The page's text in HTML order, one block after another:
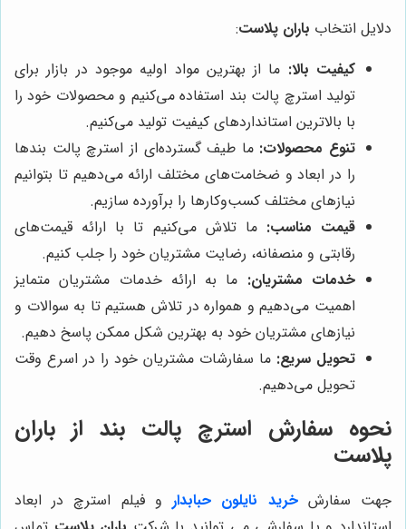
دلایل انتخاب باران پلاست:
کیفیت بالا: ما از بهترین مواد اولیه موجود در بازار برای
تولید استرچ پالت بند استفاده می‌کنیم و محصولات خود را
با بالاترین استانداردهای کیفیت تولید می‌کنیم.
تنوع محصولات: ما طیف گسترده‌ای از استرچ پالت بندها
را در ابعاد و ضخامت‌های مختلف ارائه می‌دهیم تا بتوانیم
نیازهای مختلف کسب‌وکارها را برآورده سازیم.
قیمت مناسب: ما تلاش می‌کنیم تا با ارائه قیمت‌های
رقابتی و منصفانه، رضایت مشتریان خود را جلب کنیم.
خدمات مشتریان: ما به ارائه خدمات مشتریان متمایز
اهمیت می‌دهیم و همواره در تلاش هستیم تا به سوالات و
نیازهای مشتریان خود به بهترین شکل ممکن پاسخ دهیم.
تحویل سریع: ما سفارشات مشتریان خود را در اسرع وقت
تحویل می‌دهیم.
نحوه سفارش استرچ پالت بند از باران
پلاست
جهت سفارشخرید نایلون حبابدار و فیلم استرچ در ابعاد